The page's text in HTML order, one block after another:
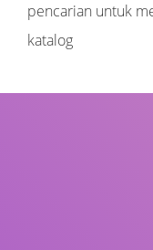
pencarian untuk
katalog